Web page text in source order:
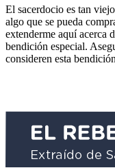
El sacerdocio es tan
algo que se pueda
extenderme aquí acerca
bendición especial.
consideren esta